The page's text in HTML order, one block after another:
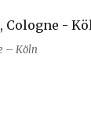
– Köln
Köln / Bonn “